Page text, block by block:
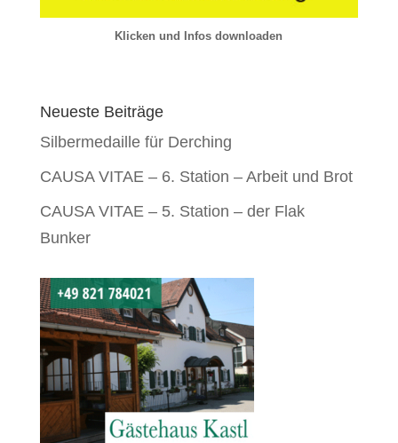
Klicken und Infos downloaden
Neueste Beiträge
Silbermedaille für Derching
CAUSA VITAE – 6. Station – Arbeit und Brot
CAUSA VITAE – 5. Station – der Flak
Bunker